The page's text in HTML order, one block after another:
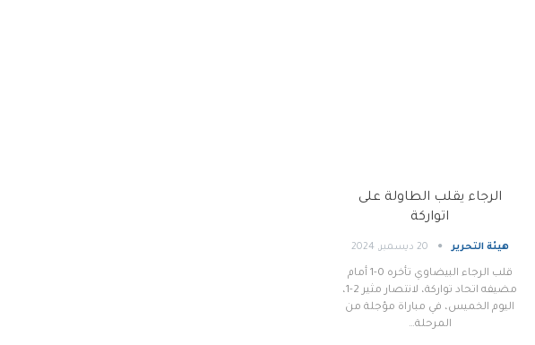
الرجاء يقلب الطاولة على
اتواركة
هيئة التحرير 20 ديسمبر, 2024
قلب الرجاء البيضاوي تأخره 0-1 أمام
مضيفه اتحاد تواركة، لانتصار مثير 2-1،
اليوم الخميس، في مباراة مؤجلة من
المرحلة…